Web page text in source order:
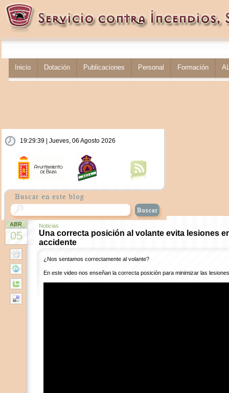
Inicio Dotación Publicaciones Personal Formación
19:29:39 | Jueves, 06 Agosto 2026
ABR
05
Noticias
Una correcta posición al volante evita lesiones
accidente
¿Nos sentamos correctamente al volante?
En este video nos enseñan la correcta posición para minimizar las